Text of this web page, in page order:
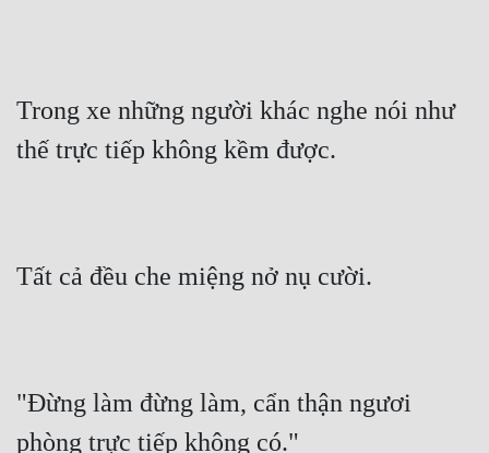
Trong xe những người khác nghe nói như
thế trực tiếp không kềm được.
Tất cả đều che miệng nở nụ cười.
"Đừng làm đừng làm, cẩn thận ngươi
phòng trực tiếp không có."